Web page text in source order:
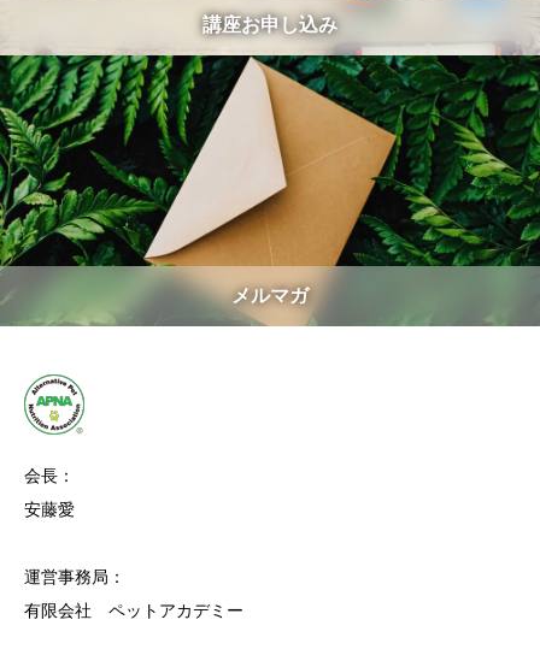
講座お申し込み
メルマガ
会長：
安藤愛
運営事務局：
有限会社 ペットアカデミー